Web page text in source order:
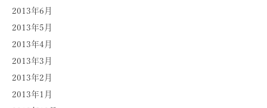
2013年6月
2013年5月
2013年4月
2013年3月
2013年2月
2013年1月